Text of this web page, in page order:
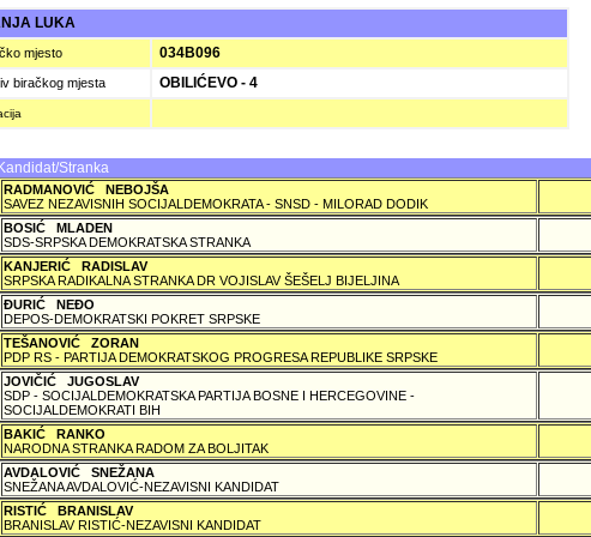
LUKA
mjesto 034B096
biračkog mjesta OBILIĆEVO - 4
Kandidat/Stranka
RADMANOVIĆ NEBOJŠA
SAVEZ NEZAVISNIH SOCIJALDEMOKRATA - SNSD - MILORAD DODIK
BOSIĆ MLADEN
SDS-SRPSKA DEMOKRATSKA STRANKA
KANJERIĆ RADISLAV
SRPSKA RADIKALNA STRANKA DR VOJISLAV ŠEŠELJ BIJELJINA
ÐURIĆ NEÐO
DEPOS-DEMOKRATSKI POKRET SRPSKE
TEŠANOVIĆ ZORAN
PDP RS - PARTIJA DEMOKRATSKOG PROGRESA REPUBLIKE SRPSKE
JOVIČIĆ JUGOSLAV
SDP - SOCIJALDEMOKRATSKA PARTIJA BOSNE I HERCEGOVINE -
SOCIJALDEMOKRATI BIH
BAKIĆ RANKO
NARODNA STRANKA RADOM ZA BOLJITAK
AVDALOVIĆ SNEŽANA
SNEŽANA AVDALOVIĆ-NEZAVISNI KANDIDAT
RISTIĆ BRANISLAV
BRANISLAV RISTIĆ-NEZAVISNI KANDIDAT